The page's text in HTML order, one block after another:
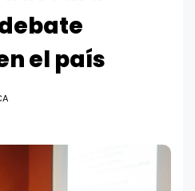
el país